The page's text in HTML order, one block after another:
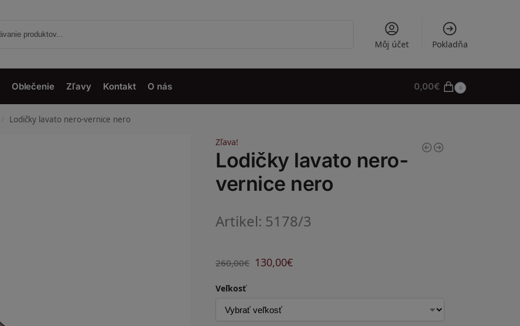
Môj účet Pokladňa
Oblečenie Zľavy Kontakt O nás 0,00€ 0
/ Lodičky lavato nero-vernice nero
Zľava!
Lodičky lavato nero-
vernice nero
Artikel: 5178/3
260,00€ 130,00€
Veľkosť